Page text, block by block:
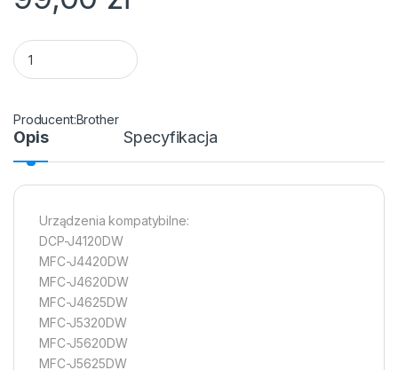
Tusz Brother LC225XLM Magenta 1500 str. quantity
Brother
Opis Specyfikacja
Urządzenia kompatybilne:
DCP-J4120DW
MFC-J4420DW
MFC-J4620DW
MFC-J4625DW
MFC-J5320DW
MFC-J5620DW
MFC-J5625DW